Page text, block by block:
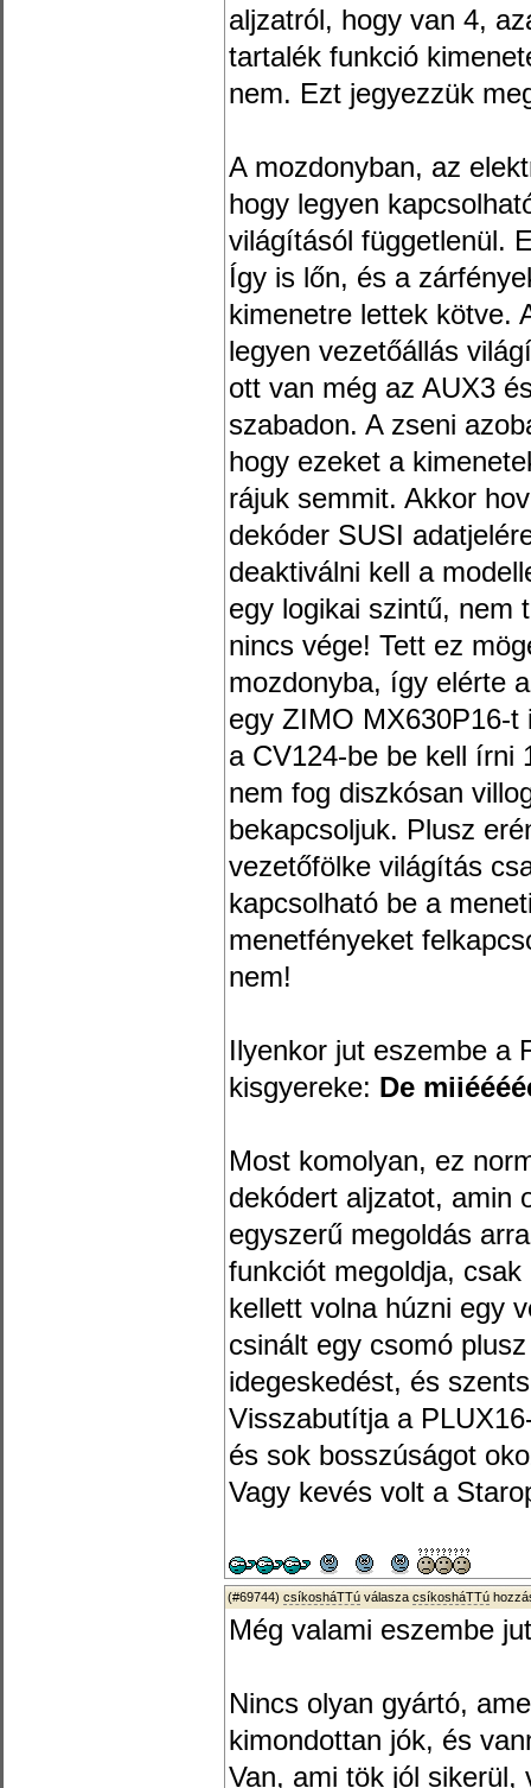
aljzatról, hogy van 4,
tartalék funkció
nem. Ezt jegyezzük
A mozdonyban, az
hogy legyen
világításól függetlenül.
Így is lőn, és a
kimenetre lettek kötve.
legyen vezetőállás
ott van még az AUX3
szabadon. A zseni
hogy ezeket a
rájuk semmit. Akkor
dekóder SUSI
deaktiválni kell a
egy logikai szintű, nem
nincs vége! Tett ez
mozdonyba, így elérte
egy ZIMO MX630P16-t
a CV124-be be kell írni
nem fog diszkósan
bekapcsoljuk. Plusz
vezetőfölke világítás
kapcsolható be a
menetfényeket
nem!
Ilyenkor jut eszembe a
kisgyereke: De
Most komolyan, ez
dekódert aljzatot, amin
egyszerű megoldás
funkciót megoldja,
kellett volna húzni egy
csinált egy csomó
idegeskedést, és
Visszabutítja a
és sok bosszúságot
Vagy kevés volt a
(#69744) csíkosháTTú válasza csíkosháTTú
Még valami eszembe
Nincs olyan gyártó,
kimondottan jók, és
Van, ami tök jól sikerül,